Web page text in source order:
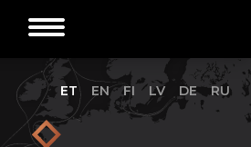
ET EN FI LV DE RU